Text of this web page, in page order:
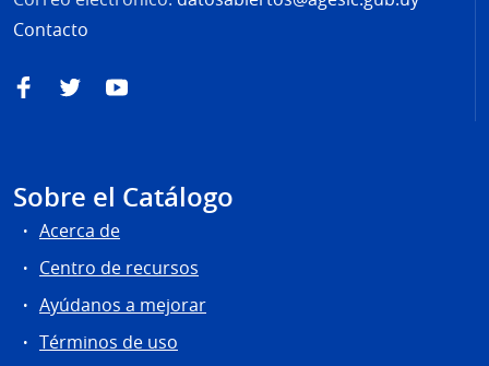
Contacto
FacebookTwitterYouTube
Sobre el Catálogo
Acerca de
Centro de recursos
Ayúdanos a mejorar
Términos de uso